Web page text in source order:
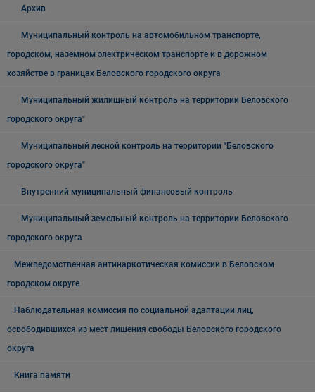
Архив
Муниципальный контроль на автомобильном транспорте,
городском, наземном электрическом транспорте и в дорожном
хозяйстве в границах Беловского городского округа
Муниципальный жилищный контроль на территории Беловского
городского округа"
Муниципальный лесной контроль на территории "Беловского
городского округа"
Внутренний муниципальный финансовый контроль
Муниципальный земельный контроль на территории Беловского
городского округа
Межведомственная антинаркотическая комиссии в Беловском
городском округе
Наблюдательная комиссия по социальной адаптации лиц,
освободившихся из мест лишения свободы Беловского городского
округа
Книга памяти